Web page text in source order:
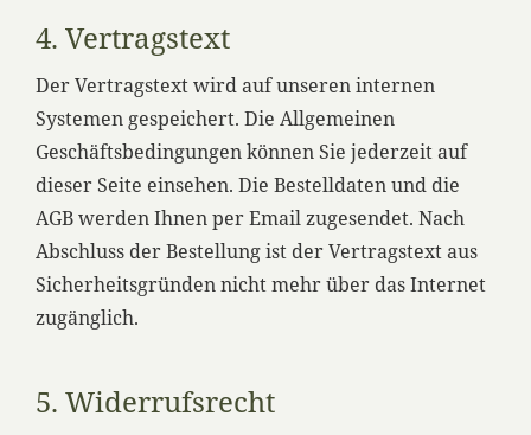
4. Vertragstext
Der Vertragstext wird auf unseren internen
Systemen gespeichert. Die Allgemeinen
Geschäftsbedingungen können Sie jederzeit auf
dieser Seite einsehen. Die Bestelldaten und die
AGB werden Ihnen per Email zugesendet. Nach
Abschluss der Bestellung ist der Vertragstext aus
Sicherheitsgründen nicht mehr über das Internet
zugänglich.
5. Widerrufsrecht